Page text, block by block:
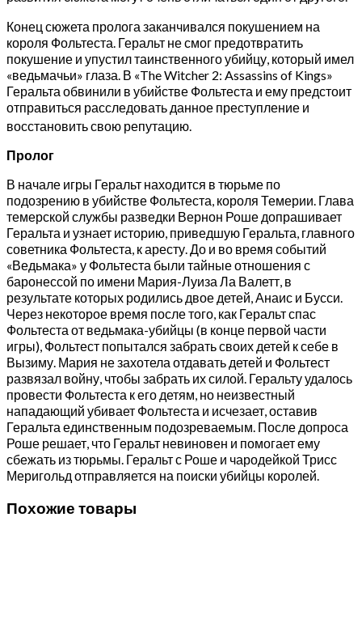
Конец сюжета пролога заканчивался покушением на
короля Фольтеста. Геральт не смог предотвратить
покушение и упустил таинственного убийцу, который имел
«ведьмачьи» глаза. В «The Witcher 2: Assassins of Kings»
Геральта обвинили в убийстве Фольтеста и ему предстоит
отправиться расследовать данное преступление и
восстановить свою репутацию.
Пролог
В начале игры Геральт находится в тюрьме по
подозрению в убийстве Фольтеста, короля Темерии. Глава
темерской службы разведки Вернон Роше допрашивает
Геральта и узнает историю, приведшую Геральта, главного
советника Фольтеста, к аресту. До и во время событий
«Ведьмака» у Фольтеста были тайные отношения с
баронессой по имени Мария-Луиза Ла Валетт, в
результате которых родились двое детей, Анаис и Бусси.
Через некоторое время после того, как Геральт спас
Фольтеста от ведьмака-убийцы (в конце первой части
игры), Фольтест попытался забрать своих детей к себе в
Вызиму. Мария не захотела отдавать детей и Фольтест
развязал войну, чтобы забрать их силой. Геральту удалось
провести Фольтеста к его детям, но неизвестный
нападающий убивает Фольтеста и исчезает, оставив
Геральта единственным подозреваемым. После допроса
Роше решает, что Геральт невиновен и помогает ему
сбежать из тюрьмы. Геральт с Роше и чародейкой Трисс
Меригольд отправляется на поиски убийцы королей.
Похожие товары